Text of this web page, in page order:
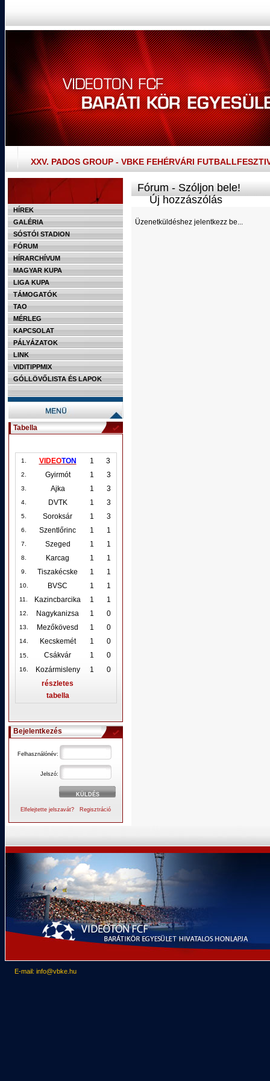
XXV. PADOS GROUP - VBKE FEHÉRVÁRI
HÍREK
GALÉRIA
SÓSTÓI STADION
FÓRUM
HÍRARCHÍVUM
MAGYAR KUPA
LIGA KUPA
TÁMOGATÓK
TAO
MÉRLEG
KAPCSOLAT
PÁLYÁZATOK
LINK
VIDITIPPMIX
GÓLLÖVŐLISTA ÉS LAPOK
Tabella
1. VIDEOTON 1 3
2. Gyirmót 1 3
3. Ajka 1 3
4. DVTK 1 3
5. Soroksár 1 3
6. Szentlőrinc 1 1
7. Szeged 1 1
8. Karcag 1 1
9. Tiszakécske 1 1
10. BVSC 1 1
11. Kazincbarcika 1 1
12. Nagykanizsa 1 0
13. Mezőkövesd 1 0
14. Kecskemét 1 0
15. Csákvár 1 0
16. Kozármisleny 1
0
részletes
tabella
Bejelentkezés
Felhasználónév:
Jelszó:
Elfelejtette jelszavát? Regisztráció
Fórum - Szóljon bele!
Új hozzászólás
Üzenetküldéshez jelentkezz be...
E-mail: info@vbke.hu